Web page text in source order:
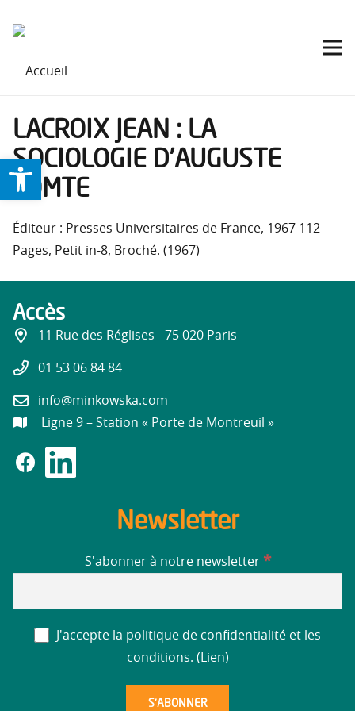
Ouvrir la barre d’outils
LACROIX JEAN : LA
SOCIOLOGIE D’AUGUSTE
COMTE
Éditeur : Presses Universitaires de France, 1967 112
Pages, Petit in-8, Broché. (1967)
Accès
11 Rue des Réglises - 75 020 Paris
01 53 06 84 84
info@minkowska.com
Ligne 9 – Station « Porte de Montreuil »
Newsletter
S'abonner à notre newsletter *
J'accepte la politique de confidentialité et les
conditions. ( Lien)